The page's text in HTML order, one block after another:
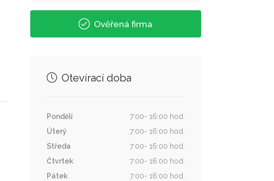
Ověřená firma
Otevírací doba
Pondělí
7:00- 16:00 hod.
Úterý
7:00- 16:00 hod.
Středa
7:00- 16:00 hod.
Čtvrtek
7:00- 16:00 hod.
Pátek
7:00- 16:00 hod.